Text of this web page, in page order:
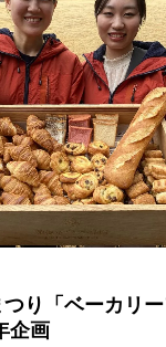
つり「ベーカリ
企画